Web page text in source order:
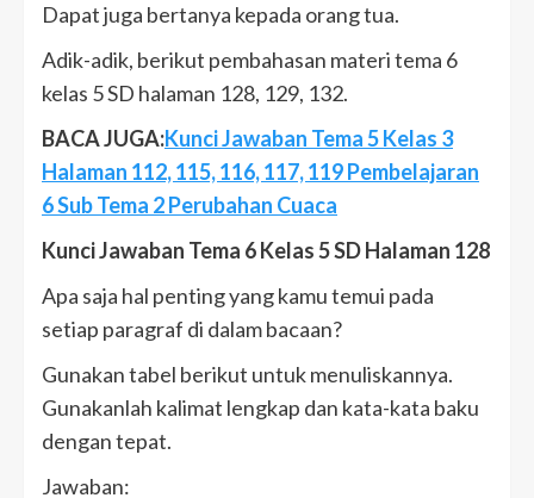
Dapat juga bertanya kepada orang tua.
Adik-adik, berikut pembahasan materi tema 6
kelas 5 SD halaman 128, 129, 132.
BACA JUGA:Kunci Jawaban Tema 5 Kelas 3
Halaman 112, 115, 116, 117, 119 Pembelajaran
6 Sub Tema 2 Perubahan Cuaca
Kunci Jawaban Tema 6 Kelas 5 SD Halaman 128
Apa saja hal penting yang kamu temui pada
setiap paragraf di dalam bacaan?
Gunakan tabel berikut untuk menuliskannya.
Gunakanlah kalimat lengkap dan kata-kata baku
dengan tepat.
Jawaban: